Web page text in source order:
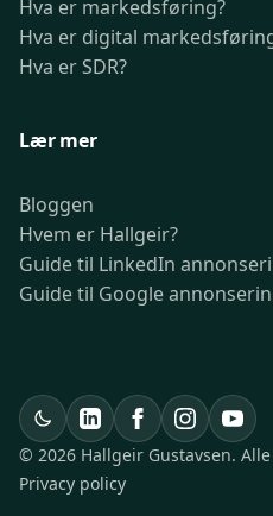
Hva er markedsføring?
Hva er digital
Hva er SDR?
Lær mer
Bloggen
Hvem er Hallgeir?
Guide til LinkedIn
Guide til Google
© 2026 Hallgeir Gustavsen.
Privacy policy